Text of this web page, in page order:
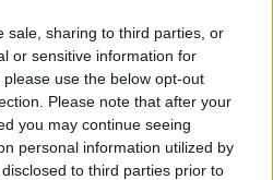
sale, sharing to third parties, or
or sensitive information for
use the below opt-out
Please note that after your
you may continue seeing
personal information utilized by
to third parties prior to
ursoaicei
-